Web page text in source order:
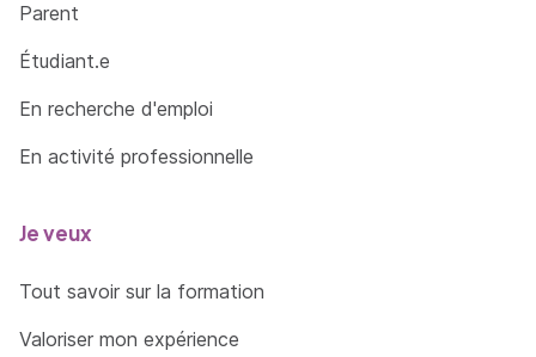
Parent
Étudiant.e
En recherche d'emploi
En activité professionnelle
Je veux
Tout savoir sur la formation
Valoriser mon expérience